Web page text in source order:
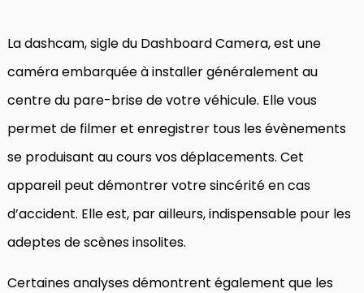
La dashcam, sigle du Dashboard Camera, est une
caméra embarquée à installer généralement au
centre du pare-brise de votre véhicule. Elle vous
permet de filmer et enregistrer tous les évènements
se produisant au cours vos déplacements. Cet
appareil peut démontrer votre sincérité en cas
d’accident. Elle est, par ailleurs, indispensable pour les
adeptes de scènes insolites.
Certaines analyses démontrent également que les